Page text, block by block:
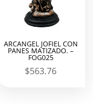
ARCANGEL JOFIEL CON
PANES MATIZADO. –
FOG025
$563.76